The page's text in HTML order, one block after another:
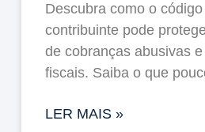
Descubra como o
contribuinte pode
de cobranças abusivas
fiscais. Saiba o que
LER MAIS »